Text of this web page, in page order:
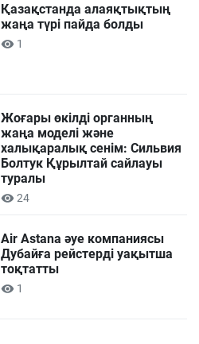
Қазақстанда алаяқтықтың
жаңа түрі пайда болды
1
Жоғары өкілді органның
жаңа моделі және
халықаралық сенім: Сильвия
Болтук Құрылтай сайлауы
туралы
24
Air Astana әуе компаниясы
Дубайға рейстерді уақытша
тоқтатты
1